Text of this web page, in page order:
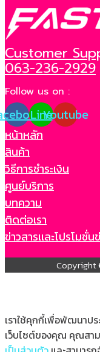
Customer
063-236-2929
Follow us on :
LineYoutube
หน้าหลัก
สินค้า
วิธีการชำระเงิน
ศูนย์บริการ
บทความ
ติดต่อเรา
ข่าวสารเเละโปรโมชั่น
Copyright
เราใช้คุกกี้เพื่อพัฒนาป
เว็บไซต์ของคุณ คุณสา